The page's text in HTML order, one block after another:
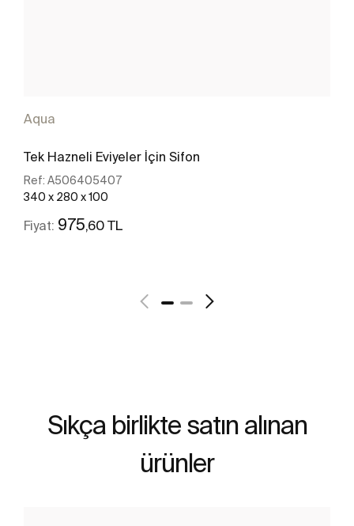
Aqua
Tek Hazneli Eviyeler İçin Sifon
Ref: A506405407
340 x 280 x 100
Fiyat: 975,60 TL
Sıkça birlikte satın alınan
ürünler